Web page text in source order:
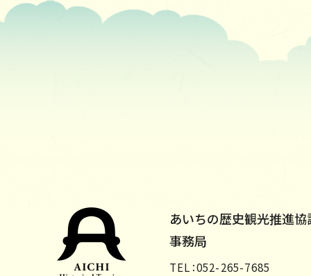
あいちの歴史観光推進協
事務局
TEL：052-265-7685